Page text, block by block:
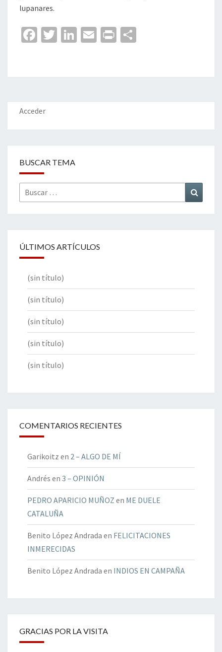
lupanares.
Fa
o
o
k
T
er
Li
dI
n
E
l
Pr
p
ar
Acceder
BUSCAR TEMA
Buscar
por:
ÚLTIMOS ARTÍCULOS
(sin título)
(sin título)
(sin título)
(sin título)
(sin título)
COMENTARIOS RECIENTES
Garikoitz en 2 – ALGO DE MÍ
Andrés en 3 – OPINIÓN
PEDRO APARICIO MUÑOZ en ME DUELE
CATALUÑA
Benito López Andrada en FELICITACIONES
INMERECIDAS
Benito López Andrada en INDIOS EN CAMPAÑA
GRACIAS POR LA VISITA